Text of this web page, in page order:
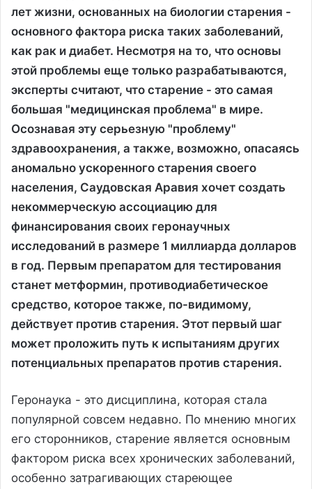
лет жизни, основанных на биологии старения -
основного фактора риска таких заболеваний,
как рак и диабет. Несмотря на то, что основы
этой проблемы еще только разрабатываются,
эксперты считают, что старение - это самая
большая "медицинская проблема" в мире.
Осознавая эту серьезную "проблему"
здравоохранения, а также, возможно, опасаясь
аномально ускоренного старения своего
населения, Саудовская Аравия хочет создать
некоммерческую ассоциацию для
финансирования своих геронаучных
исследований в размере 1 миллиарда долларов
в год. Первым препаратом для тестирования
станет метформин, противодиабетическое
средство, которое также, по-видимому,
действует против старения. Этот первый шаг
может проложить путь к испытаниям других
потенциальных препаратов против старения.
Геронаука - это дисциплина, которая стала
популярной совсем недавно. По мнению многих
его сторонников, старение является основным
фактором риска всех хронических заболеваний,
особенно затрагивающих стареющее